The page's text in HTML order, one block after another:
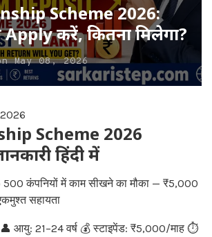
Scheme 2026:
करें, कितना मिलेगा?
May 08, 2026
Scheme 2026
हिंदी में
कंपनियों में काम सीखने का मौका — ₹5,000
सहायता
👤 आयु: 21–24 वर्ष 💰 स्टाइपेंड: ₹5,000/माह ⏱